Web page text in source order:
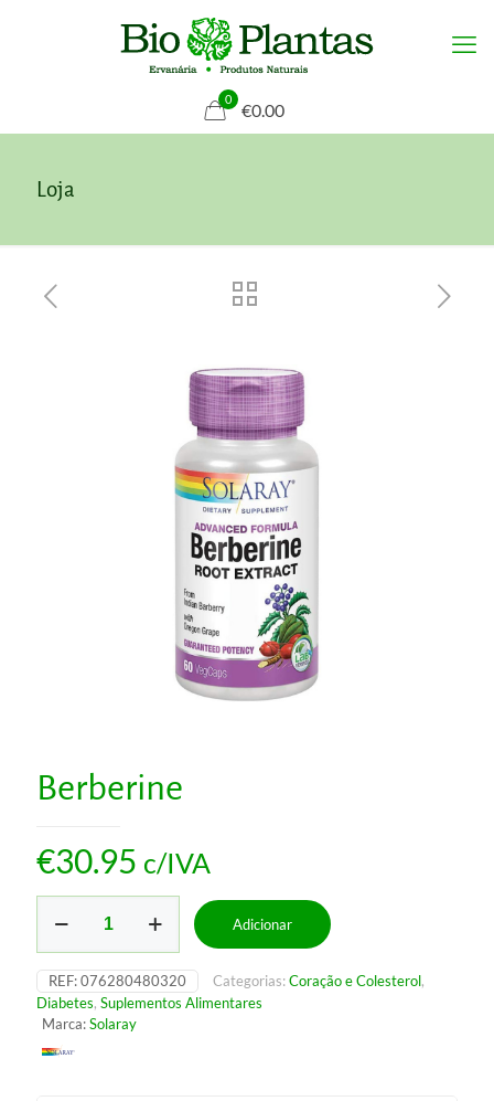
0
€0.00
Loja
Berberine
€30.95 c/IVA
Adicionar
REF:076280480320 Categorias:Coração e Colesterol,
Diabetes, Suplementos Alimentares
Marca:Solaray